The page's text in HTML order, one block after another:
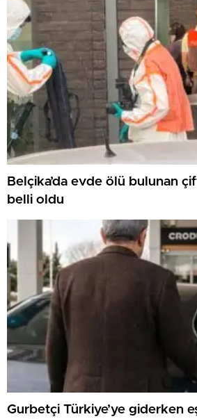
Belçika’da evde ölü bulunan
belli oldu
Gurbetçi Türkiye’ye giderken